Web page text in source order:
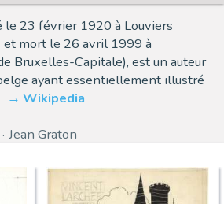
le 23 février 1920 à Louviers
et mort le 26 avril 1999 à
Bruxelles-Capitale), est un auteur
ayant essentiellement illustré
Wikipedia
Jean Graton